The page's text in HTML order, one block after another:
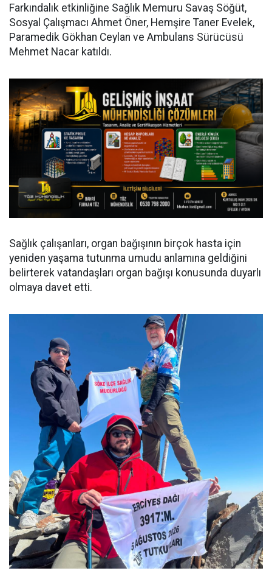
Farkındalık etkinliğine Sağlık Memuru Savaş Söğüt,
Sosyal Çalışmacı Ahmet Öner, Hemşire Taner Evelek,
Paramedik Gökhan Ceylan ve Ambulans Sürücüsü
Mehmet Nacar katıldı.
Sağlık çalışanları, organ bağışının birçok hasta için
yeniden yaşama tutunma umudu anlamına geldiğini
belirterek vatandaşları organ bağışı konusunda duyarlı
olmaya davet etti.